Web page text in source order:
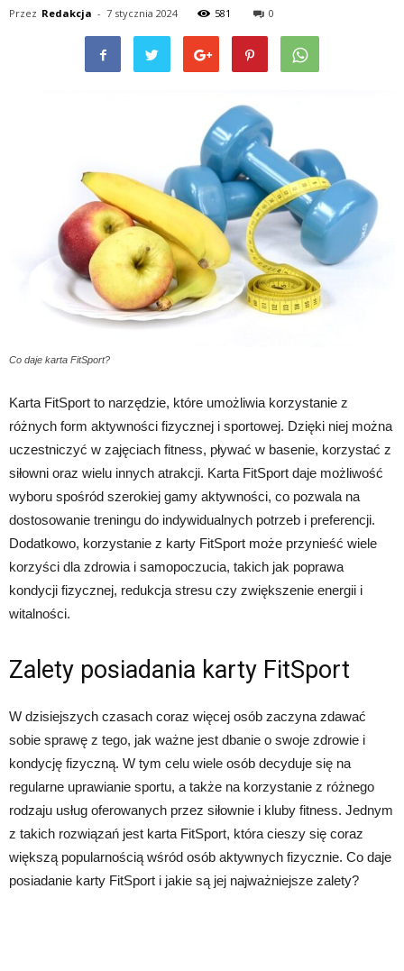
Przez Redakcja - 7 stycznia 2024 581 0
Co daje karta FitSport?
Karta FitSport to narzędzie, które umożliwia korzystanie z
różnych form aktywności fizycznej i sportowej. Dzięki niej można
uczestniczyć w zajęciach fitness, pływać w basenie, korzystać z
siłowni oraz wielu innych atrakcji. Karta FitSport daje możliwość
wyboru spośród szerokiej gamy aktywności, co pozwala na
dostosowanie treningu do indywidualnych potrzeb i preferencji.
Dodatkowo, korzystanie z karty FitSport może przynieść wiele
korzyści dla zdrowia i samopoczucia, takich jak poprawa
kondycji fizycznej, redukcja stresu czy zwiększenie energii i
witalności.
Zalety posiadania karty FitSport
W dzisiejszych czasach coraz więcej osób zaczyna zdawać
sobie sprawę z tego, jak ważne jest dbanie o swoje zdrowie i
kondycję fizyczną. W tym celu wiele osób decyduje się na
regularne uprawianie sportu, a także na korzystanie z różnego
rodzaju usług oferowanych przez siłownie i kluby fitness. Jednym
z takich rozwiązań jest karta FitSport, która cieszy się coraz
większą popularnością wśród osób aktywnych fizycznie. Co daje
posiadanie karty FitSport i jakie są jej najważniejsze zalety?